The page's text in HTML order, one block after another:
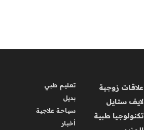
علاقات زوجية
لايف ستايل
تكنولوجيا طبية
تعليم طبي
بديل
سياحة علاجية
أخبار